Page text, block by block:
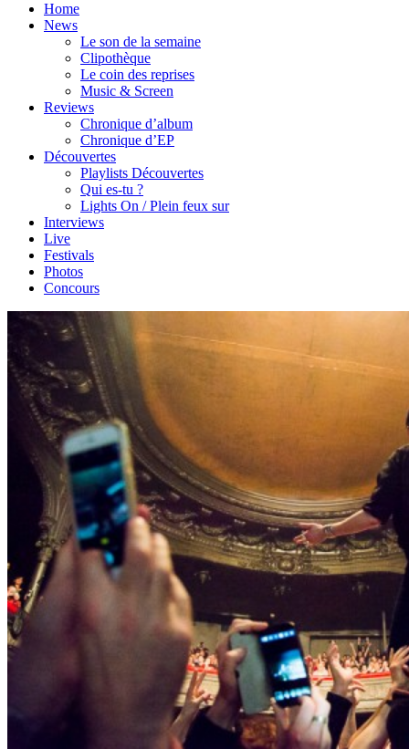
Home
News
Le son de la semaine
Clipothèque
Le coin des reprises
Music & Screen
Reviews
Chronique d’album
Chronique d’EP
Découvertes
Playlists Découvertes
Qui es-tu ?
Lights On / Plein feux sur
Interviews
Live
Festivals
Photos
Concours